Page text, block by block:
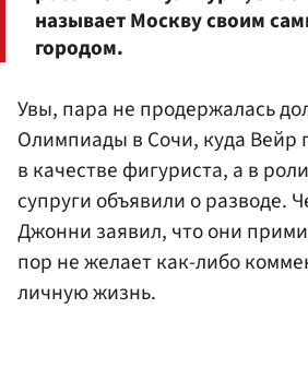
называет Москву своим
городом.
Увы, пара не продержалась
Олимпиады в Сочи, куда Вейр
в качестве фигуриста, а в
супруги объявили о разводе.
Джонни заявил, что они
пор не желает как-либо
личную жизнь.